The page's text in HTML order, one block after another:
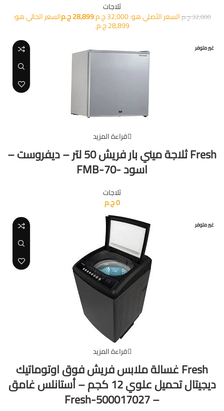
ثلاجات
32,000ج.مالسعر الأصلي هو: 32,000 ج.م. 28,899ج.مالسعر الحالي هو:
28,899 ج.م.
غير متوفر
قراءة المزيد
Fresh ثلاجة ميني بار فريش 50 لتر – ديفروست –
اسود -FMB-70
ثلاجات
0ج.م
غير متوفر
قراءة المزيد
Fresh غسالة ملابس فريش فوق اوتوماتيك
ديجيتال تحميل علوي 12 كجم – أستانلس غامق
– Fresh-500017027